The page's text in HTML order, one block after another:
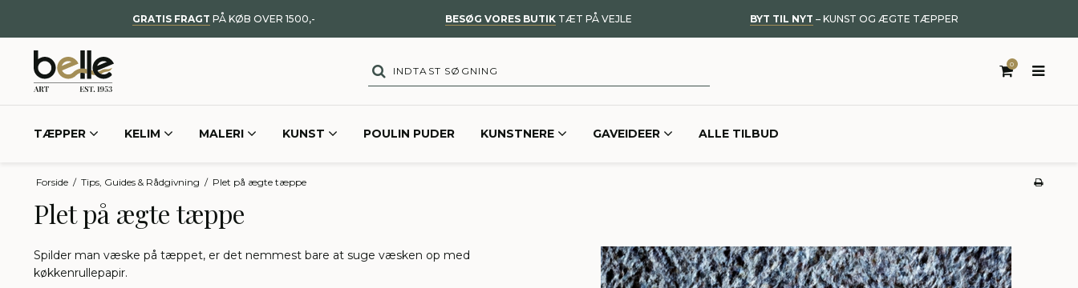
GRATIS FRAGT PÅ KØB OVER 1500,- BESØG VORES BUTIK TÆT PÅ VEJLE BYT TIL NYT – KUNST OG ÆGTE TÆPPER
0
TÆPPER KELIM MALERI KUNST POULIN PUDER KUNSTNERE GAVEIDEER ALLE TILBUD
Forside / Tips, Guides & Rådgivning / Plet på ægte tæppe
Plet på ægte tæppe
Spilder man væske på tæppet, er det nemmest bare at suge væsken op med
køkkenrullepapir.